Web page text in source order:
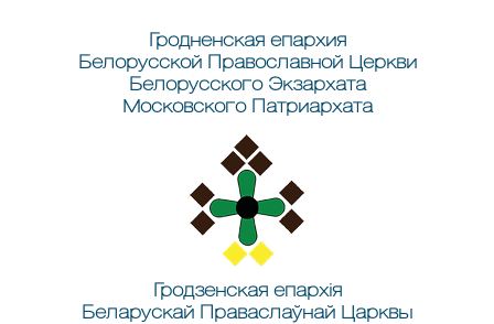
Гродненская епархия
Белорусской Православной Церкви
Белорусского Экзархата
Московского Патриархата
Гродзенская епархія
Беларускай Праваслаўнай Царквы